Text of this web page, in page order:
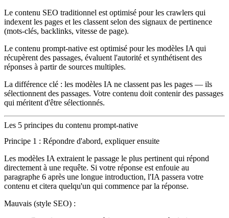
Le contenu SEO traditionnel est optimisé pour les crawlers qui
indexent les pages et les classent selon des signaux de pertinence
(mots-clés, backlinks, vitesse de page).
Le contenu prompt-native est optimisé pour les modèles IA qui
récupèrent des passages, évaluent l'autorité et synthétisent des
réponses à partir de sources multiples.
La différence clé : les modèles IA ne classent pas les pages — ils
sélectionnent des passages. Votre contenu doit contenir des passages
qui méritent d'être sélectionnés.
Les 5 principes du contenu prompt-native
Principe 1 : Répondre d'abord, expliquer ensuite
Les modèles IA extraient le passage le plus pertinent qui répond
directement à une requête. Si votre réponse est enfouie au
paragraphe 6 après une longue introduction, l'IA passera votre
contenu et citera quelqu'un qui commence par la réponse.
Mauvais (style SEO) :